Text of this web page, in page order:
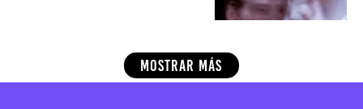
MOSTRAR MÁS